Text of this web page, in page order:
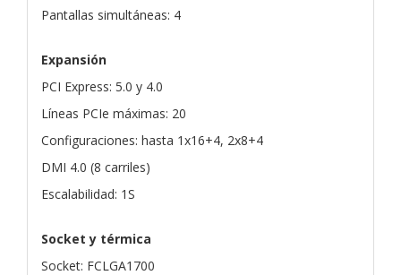
Pantallas simultáneas: 4
Expansión
PCI Express: 5.0 y 4.0
Líneas PCIe máximas: 20
Configuraciones: hasta 1x16+4, 2x8+4
DMI 4.0 (8 carriles)
Escalabilidad: 1S
Socket y térmica
Socket: FCLGA1700